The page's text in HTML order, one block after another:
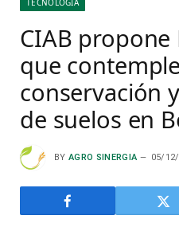
TECNOLOGÍA
CIAB propone
que
conservación
de suelos en
BY AGRO SINERGIA 05/